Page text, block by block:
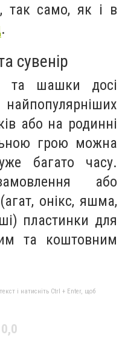
так само, як і в
.
сувенір
та шашки досі
або на родинні
грою можна
багато часу.
або
онікс, яшма,
пластинки для
та коштовним
і натисніть Ctrl + Enter, щоб
0,0